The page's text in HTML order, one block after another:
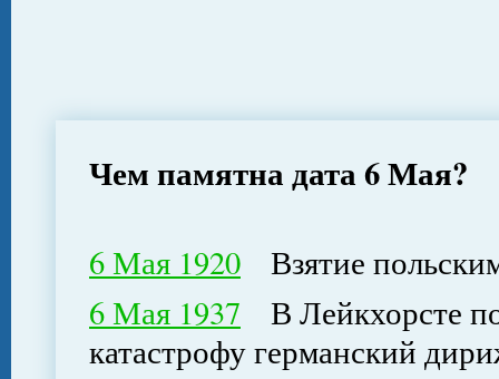
Чем памятна дата 6 Мая?
6 Мая 1920 Взятие
6 Мая 1937 В Лейкхорсте
катастрофу германский